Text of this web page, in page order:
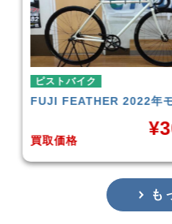
ピストバイク
PINARELLO
も